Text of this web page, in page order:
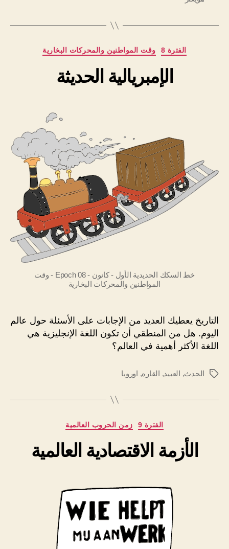
التصنيفات الفترة 8 وقت المواطنين والمحركات البخارية
الإمبريالية الحديثة
خط السكك الحديدية الأول - كانون - Epoch 08 - وقت
المواطنين والمحركات البخارية
التاريخ يعطيك العديد من الإجابات على الأسئلة حول عالم
اليوم. هل من المنطقي أن تكون اللغة الإنجليزية هي
اللغة الأكثر أهمية في العالم؟
الوسومالحدث, العبيد, القاره, اوروبا
التصنيفات الفترة 9 زمن الحروب العالمية
الأزمة الاقتصادية العالمية